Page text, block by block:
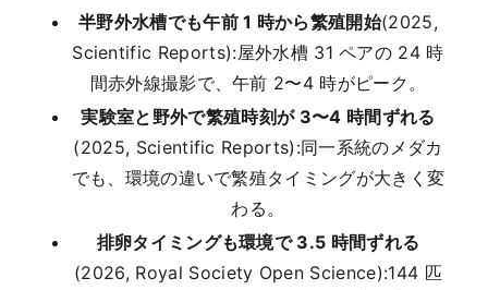
半野外水槽でも午前 1 時から繁殖開始(2025,
Scientific Reports):屋外水槽 31 ペアの 24 時
間赤外線撮影で、午前 2〜4 時がピーク。
実験室と野外で繁殖時刻が 3〜4 時間ずれる
(2025, Scientific Reports):同一系統のメダカ
でも、環境の違いで繁殖タイミングが大きく変
わる。
排卵タイミングも環境で 3.5 時間ずれる
(2026, Royal Society Open Science):144 匹